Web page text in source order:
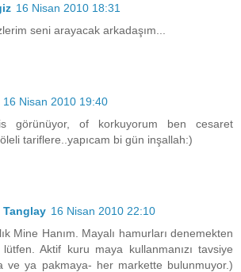
16 Nisan 2010 18:31
seni arayacak arkadaşım...
16 Nisan 2010 19:40
görünüyor, of korkuyorum ben cesaret
tariflere..yapıcam bi gün inşallah:)
Tanglay 16 Nisan 2010 22:10
Mine Hanım. Mayalı hamurları denemekten
Aktif kuru maya kullanmanızı tavsiye
ve ya pakmaya- her markette bulunmuyor.)